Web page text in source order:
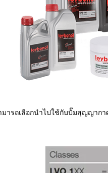
ารถเลือกนำไปใช้กับปั๊มสุญญาก